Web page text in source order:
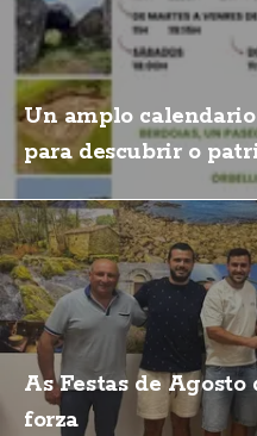
Un amplo
para descubrir o
As Festas de
forza